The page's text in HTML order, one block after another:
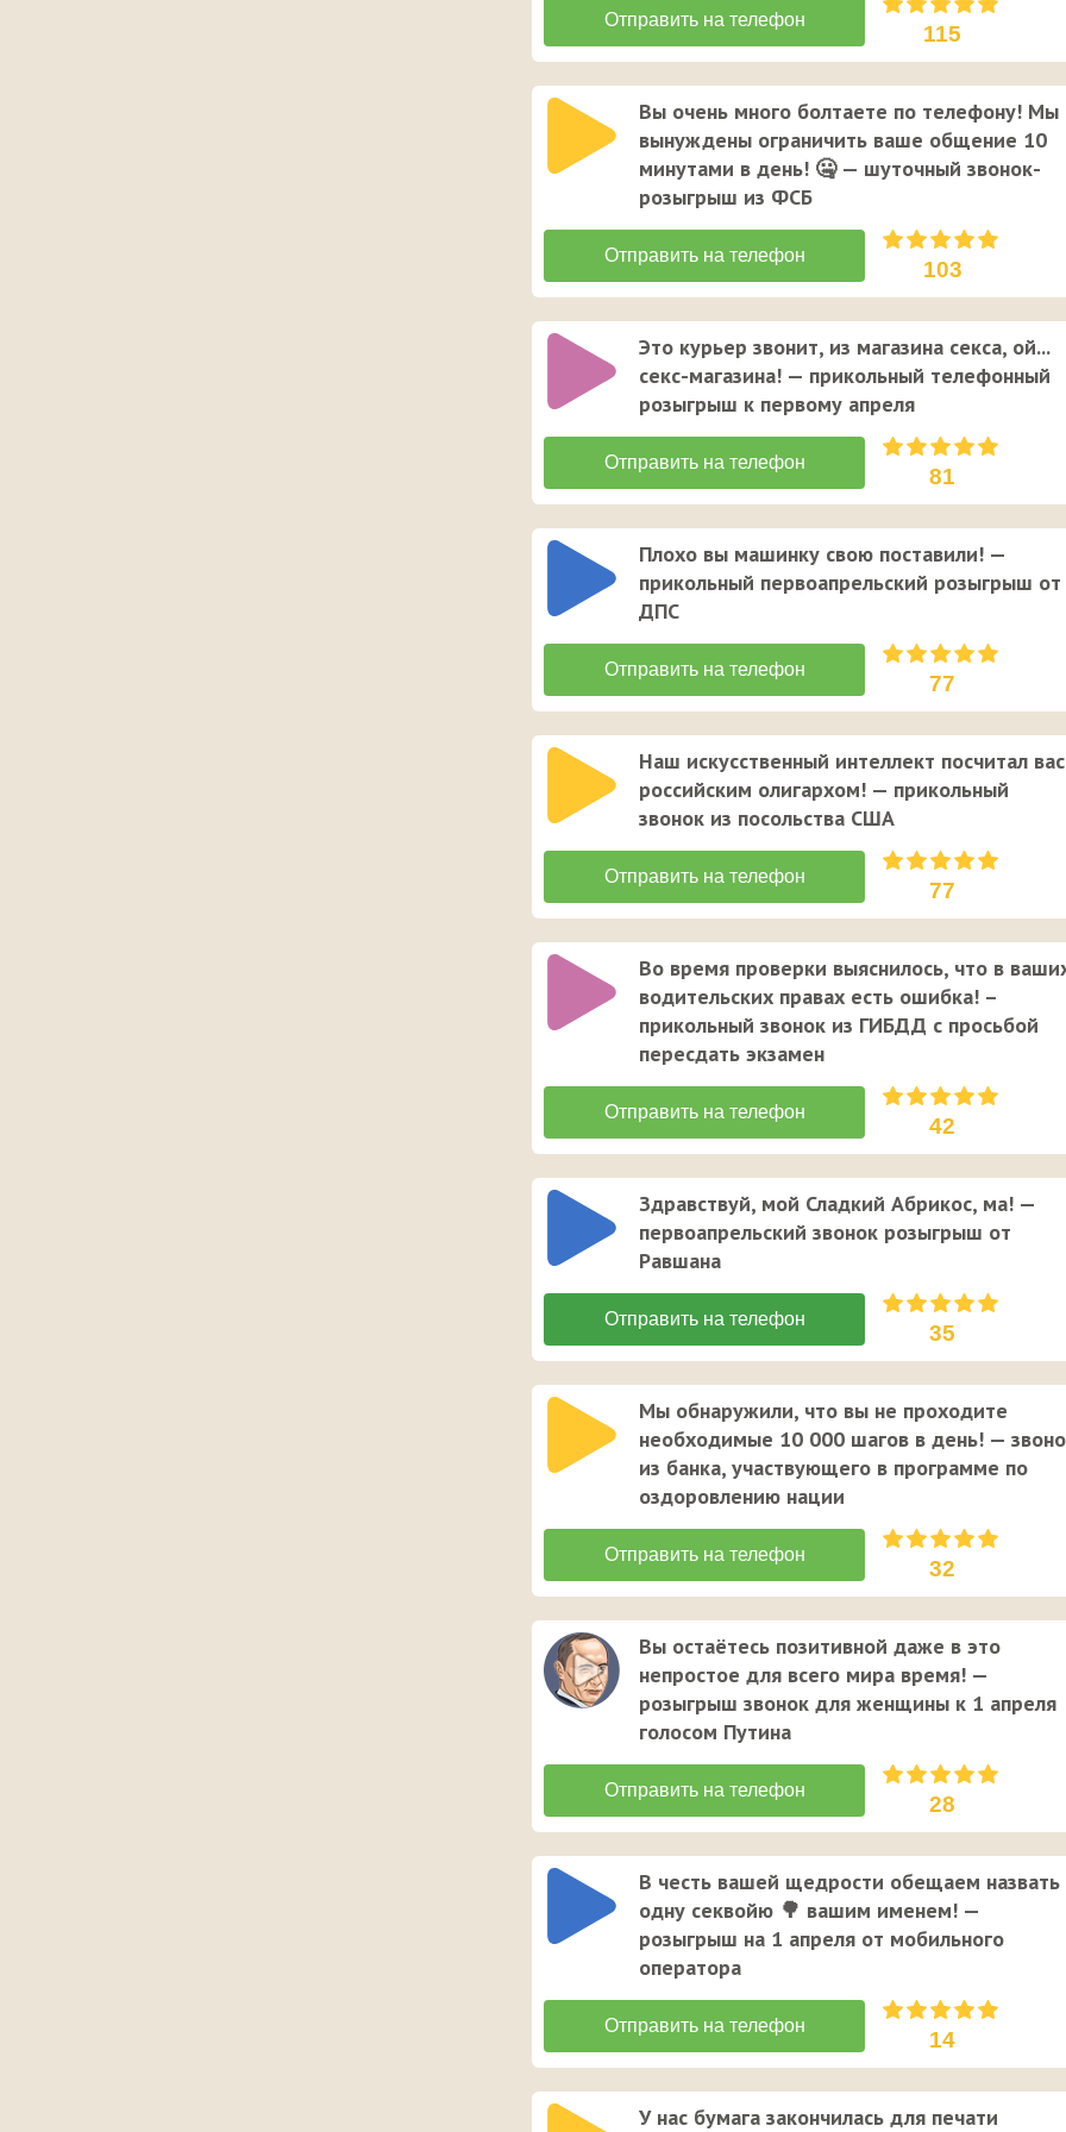
115
Вы очень много болтаете по телефону! Мы
вынуждены ограничить ваше общение 10
минутами в день! 🤐 — шуточный звонок-
розыгрыш из ФСБ
103
Это курьер звонит, из магазина секса, ой...
секс-магазина! — прикольный телефонный
розыгрыш к первому апреля
81
Плохо вы машинку свою поставили! —
прикольный первоапрельский розыгрыш от
ДПС
77
Наш искусственный интеллект посчитал вас
российским олигархом! — прикольный
звонок из посольства США
77
Во время проверки выяснилось, что в
водительских правах есть ошибка! –
прикольный звонок из ГИБДД с просьбой
пересдать экзамен
42
Здравствуй, мой Сладкий Абрикос, ма! —
первоапрельский звонок розыгрыш от
Равшана
35
Мы обнаружили, что вы не проходите
необходимые 10 000 шагов в день! —
из банка, участвующего в программе по
оздоровлению нации
32
Вы остаётесь позитивной даже в это
непростое для всего мира время! —
розыгрыш звонок для женщины к 1 апреля
голосом Путина
28
В честь вашей щедрости обещаем назвать
одну секвойю 🌳 вашим именем! —
розыгрыш на 1 апреля от мобильного
оператора
14
У нас бумага закончилась для печати